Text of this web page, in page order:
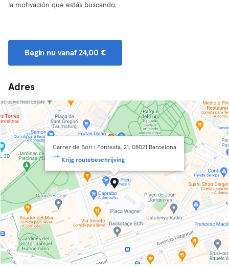
la motivación que estás buscando.
Begin nu vanaf 24,00 €
Adres
Carrer de Bori i Fontestà, 21, 08021 Barcelona
Krijg routebeschrijving